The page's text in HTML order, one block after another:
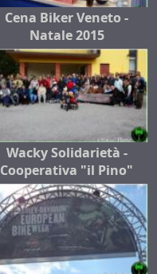
Cena Biker Veneto -
Natale 2015
Wacky Solidarietà -
Cooperativa "il Pino"